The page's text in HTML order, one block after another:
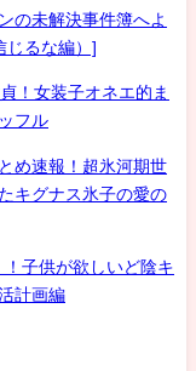
の未解決事件簿へよ
じるな編）]
女装子オネエ的ま
フル
め速報！超氷河期世
キグナス氷子の愛の
子供が欲しいど陰キ
計画編